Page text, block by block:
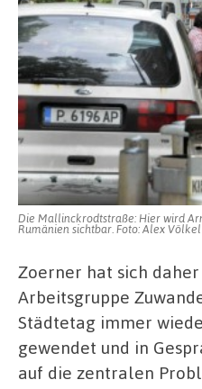
Die Mallinckrodtstraße: Hier wird
Rumänien sichtbar. Foto: Alex Völkel
Zoerner hat sich
Arbeitsgruppe
Städtetag immer
gewendet und in
auf die zentralen